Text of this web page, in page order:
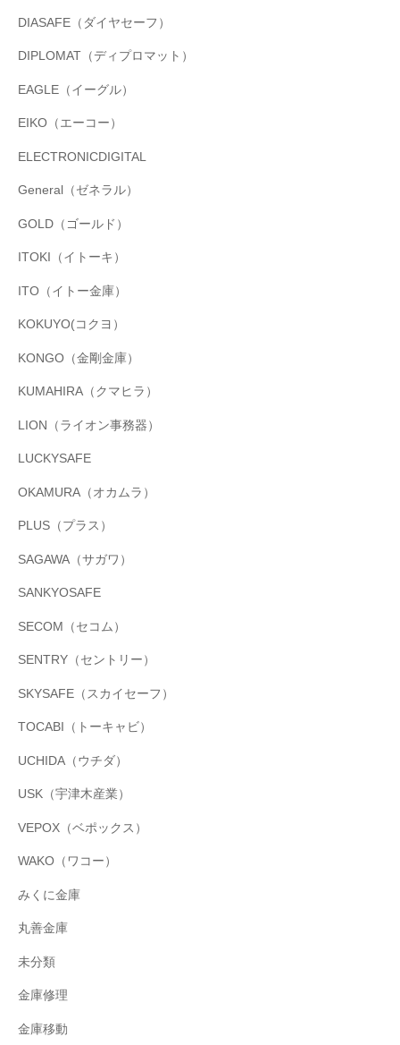
DIASAFE（ダイヤセーフ）
DIPLOMAT（ディプロマット）
EAGLE（イーグル）
EIKO（エーコー）
ELECTRONICDIGITAL
General（ゼネラル）
GOLD（ゴールド）
ITOKI（イトーキ）
ITO（イトー金庫）
KOKUYO(コクヨ）
KONGO（金剛金庫）
KUMAHIRA（クマヒラ）
LION（ライオン事務器）
LUCKYSAFE
OKAMURA（オカムラ）
PLUS（プラス）
SAGAWA（サガワ）
SANKYOSAFE
SECOM（セコム）
SENTRY（セントリー）
SKYSAFE（スカイセーフ）
TOCABI（トーキャビ）
UCHIDA（ウチダ）
USK（宇津木産業）
VEPOX（ベポックス）
WAKO（ワコー）
みくに金庫
丸善金庫
未分類
金庫修理
金庫移動